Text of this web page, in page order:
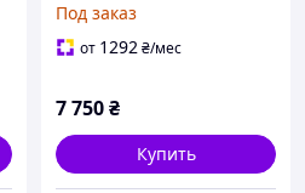
Под заказ
от 1292₴/мес
7 750₴
Купить